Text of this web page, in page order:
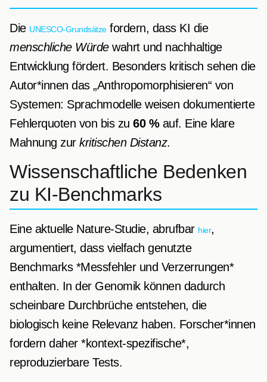
Die UNESCO-Grundsätzefordern, dass KI die
menschliche Würdewahrt und nachhaltige
Entwicklung fördert. Besonders kritisch sehen die
Autor*innen das „Anthropomorphisieren“ von
Systemen: Sprachmodelle weisen dokumentierte
Fehlerquoten von bis zu 60 %auf. Eine klare
Mahnung zur kritischen Distanz.
Wissenschaftliche Bedenken
zu KI-Benchmarks
Eine aktuelle Nature-Studie, abrufbar hier,
argumentiert, dass vielfach genutzte
Benchmarks *Messfehler und Verzerrungen*
enthalten. In der Genomik können dadurch
scheinbare Durchbrüche entstehen, die
biologisch keine Relevanz haben. Forscher*innen
fordern daher *kontext-spezifische*,
reproduzierbare Tests.